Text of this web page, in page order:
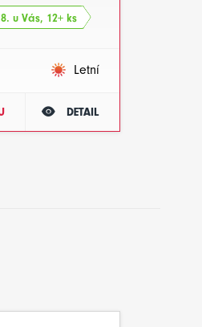
u Vás, 12+ ks
Letní
DETAIL